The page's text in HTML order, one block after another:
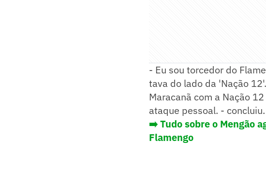
- Eu sou torcedor do
tava do lado da 'Nação
Maracanã com a Nação
ataque pessoal. - concluiu.
➡️ Tudo sobre o Mengão
Flamengo